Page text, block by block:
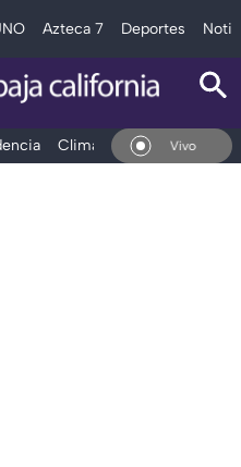
Azteca 7 Deportes
Clima Deportes
En Vivo